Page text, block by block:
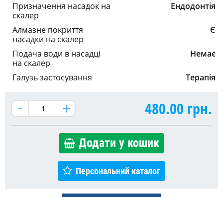
Призначення насадок на
скалер
Ендодонтія
Алмазне покриття
насадки на скалер
Є
Подача води в насадці
на скалер
Немає
Галузь застосування Терапія
480.00 грн.
Додати у кошик
Персональний каталог